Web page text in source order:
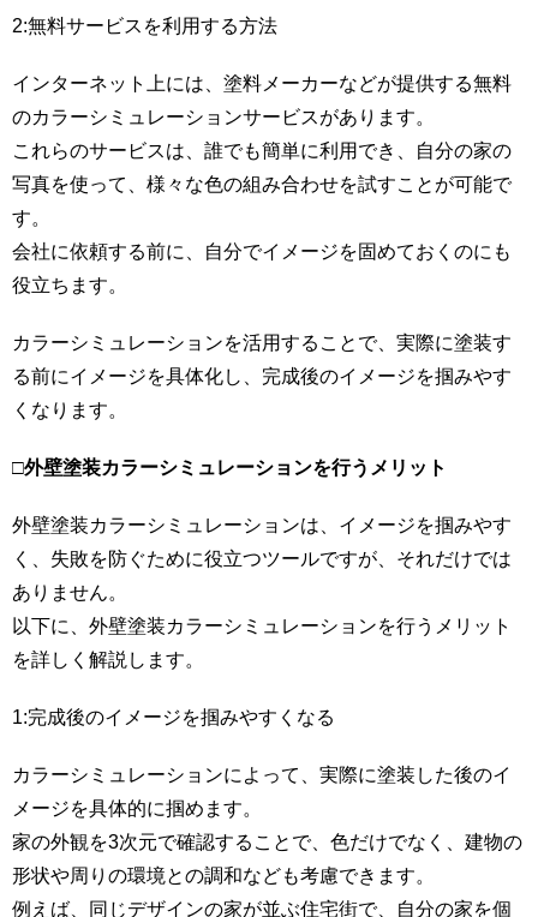
2:無料サービスを利用する方法
インターネット上には、塗料メーカーなどが提供する無料
のカラーシミュレーションサービスがあります。
これらのサービスは、誰でも簡単に利用でき、自分の家の
写真を使って、様々な色の組み合わせを試すことが可能で
す。
会社に依頼する前に、自分でイメージを固めておくのにも
役立ちます。
カラーシミュレーションを活用することで、実際に塗装す
る前にイメージを具体化し、完成後のイメージを掴みやす
くなります。
□外壁塗装カラーシミュレーションを行うメリット
外壁塗装カラーシミュレーションは、イメージを掴みやす
く、失敗を防ぐために役立つツールですが、それだけでは
ありません。
以下に、外壁塗装カラーシミュレーションを行うメリット
を詳しく解説します。
1:完成後のイメージを掴みやすくなる
カラーシミュレーションによって、実際に塗装した後のイ
メージを具体的に掴めます。
家の外観を3次元で確認することで、色だけでなく、建物の
形状や周りの環境との調和なども考慮できます。
例えば、同じデザインの家が並ぶ住宅街で、自分の家を個